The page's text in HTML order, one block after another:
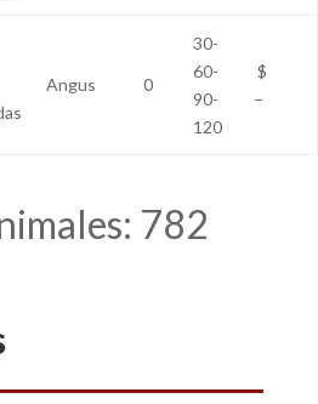
Angus 0
30-
60-
90-
120
$
–
782